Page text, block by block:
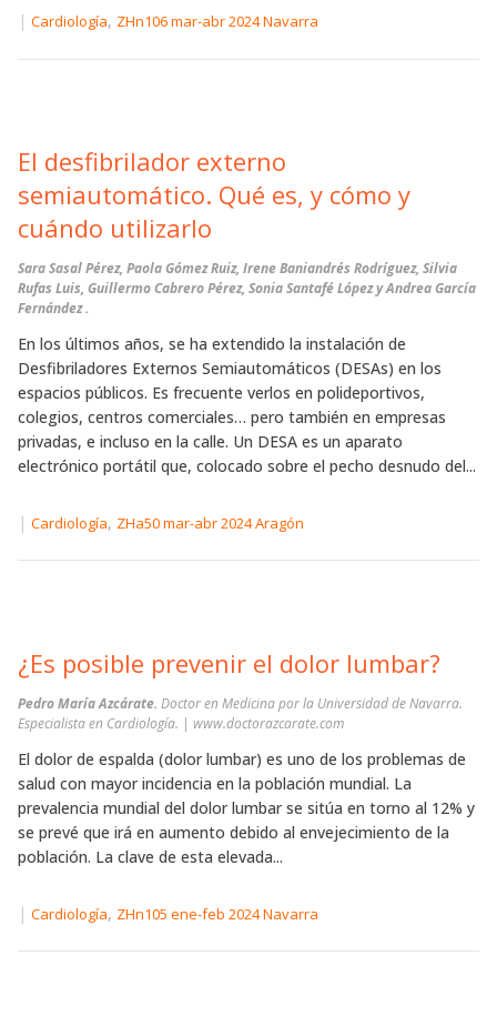
| Cardiología, ZHn106 mar-abr 2024 Navarra
El desfibrilador externo
semiautomático. Qué es, y cómo y
cuándo utilizarlo
Sara Sasal Pérez, Paola Gómez Ruiz, Irene Baniandrés Rodríguez, Silvia
Rufas Luis, Guillermo Cabrero Pérez, Sonia Santafé López y Andrea García
Fernández .
En los últimos años, se ha extendido la instalación de
Desfibriladores Externos Semiautomáticos (DESAs) en los
espacios públicos. Es frecuente verlos en polideportivos,
colegios, centros comerciales… pero también en empresas
privadas, e incluso en la calle. Un DESA es un aparato
electrónico portátil que, colocado sobre el pecho desnudo del...
| Cardiología, ZHa50 mar-abr 2024 Aragón
¿Es posible prevenir el dolor lumbar?
Pedro María Azcárate. Doctor en Medicina por la Universidad de Navarra.
Especialista en Cardiología. | www.doctorazcarate.com
El dolor de espalda (dolor lumbar) es uno de los problemas de
salud con mayor incidencia en la población mundial. La
prevalencia mundial del dolor lumbar se sitúa en torno al 12% y
se prevé que irá en aumento debido al envejecimiento de la
población. La clave de esta elevada...
| Cardiología, ZHn105 ene-feb 2024 Navarra